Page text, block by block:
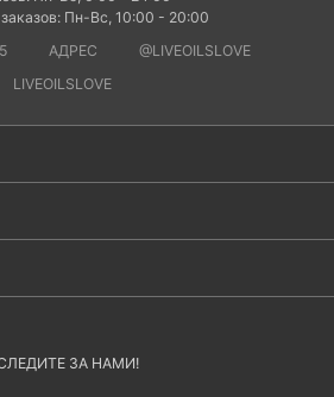
Пн-Вс, 10:00 - 20:00
АДРЕС
@LIVEOILSLOVE
LIVEOILSLOVE
ЗА НАМИ!